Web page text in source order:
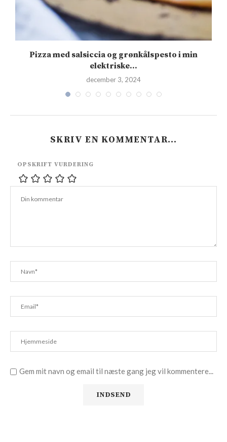
Pizza med salsiccia og grønkålspesto i min
elektriske...
december 3, 2024
SKRIV EN KOMMENTAR…
OPSKRIFT VURDERING
Gem mit navn og email til næste gang jeg vil kommentere...